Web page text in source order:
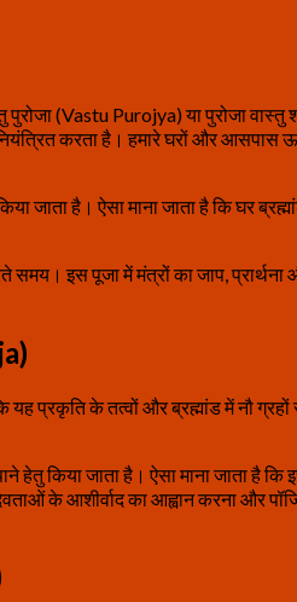
(Vastu Purojya) या पुरोजा वास्तु
करता है। हमारे घरों और आसपास
जाता है। ऐसा माना जाता है कि घर
इस पूजा में मंत्रों का जाप,
यह प्रकृति के तत्वों और ब्रह्मांड में नौ
किया जाता है। ऐसा माना जाता है कि
के आशीर्वाद का आह्वान करना और